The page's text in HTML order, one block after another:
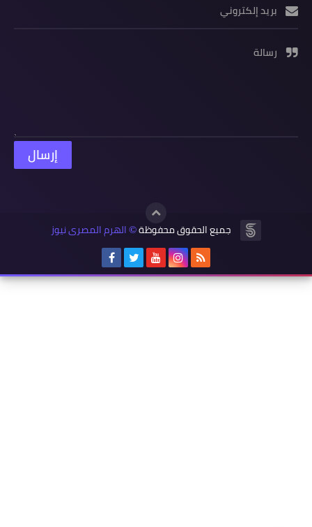
بريد إلكتروني
رسالة
جميع الحقوق محفوظة© الهرم المصرى نيوز